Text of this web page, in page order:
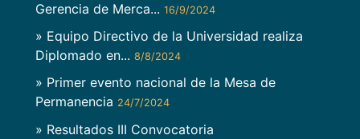
Gerencia de Merca... 16/9/2024
» Equipo Directivo de la Universidad realiza
Diplomado en... 8/8/2024
» Primer evento nacional de la Mesa de
Permanencia 24/7/2024
» Resultados III Convocatoria